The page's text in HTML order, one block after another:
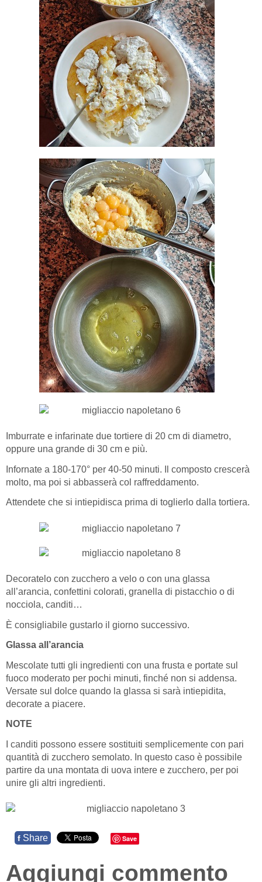
Imburrate e infarinate due tortiere di 20 cm di diametro,
oppure una grande di 30 cm e più.
Infornate a 180-170° per 40-50 minuti. Il composto crescerà
molto, ma poi si abbasserà col raffreddamento.
Attendete che si intiepidisca prima di toglierlo dalla tortiera.
Decoratelo con zucchero a velo o con una glassa
all’arancia, confettini colorati, granella di pistacchio o di
nocciola, canditi…
È consigliabile gustarlo il giorno successivo.
Glassa all’arancia
Mescolate tutti gli ingredienti con una frusta e portate sul
fuoco moderato per pochi minuti, finché non si addensa.
Versate sul dolce quando la glassa si sarà intiepidita,
decorate a piacere.
NOTE
I canditi possono essere sostituiti semplicemente con pari
quantità di zucchero semolato. In questo caso è possibile
partire da una montata di uova intere e zucchero, per poi
unire gli altri ingredienti.
f Share Save
Aggiungi commento